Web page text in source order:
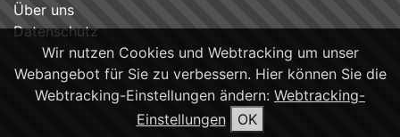
Wir nutzen Cookies und Webtracking um unser
Webangebot für Sie zu verbessern. Hier können Sie die
Webtracking-Einstellungen ändern: Webtracking-
Einstellungen
OK
Über uns
Datenschutz